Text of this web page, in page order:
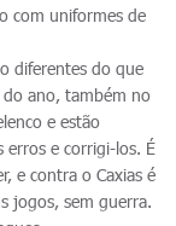
com uniformes de
diferentes do que
ano, também no
e estão
erros e corrigi-los. É
e contra o Caxias é
jogos, sem guerra.